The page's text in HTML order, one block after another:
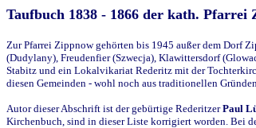
Taufbuch 1838 - 1866 der kath.
Zur Pfarrei Zippnow gehörten bis 1945 außer dem Dorf
(Dudylany), Freudenfier (Szwecja), Klawittersdorf
Stabitz und ein Lokalvikariat Rederitz mit der
diesen Gemeinden - wohl noch aus traditionellen
Autor dieser Abschrift ist der gebürtige RederitzerPaul
Kirchenbuch, sind in dieser Liste korrigiert worden. Bei